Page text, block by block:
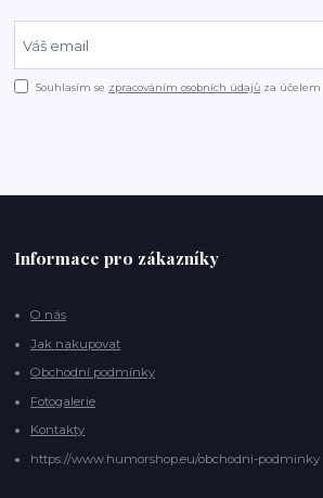
Souhlasím se zpracováním osobních údajů za účelem
Informace pro zákazníky
O nás
Jak nakupovat
Obchodní podmínky
Fotogalerie
Kontakty
https://www.humorshop.eu/obchodni-podminky